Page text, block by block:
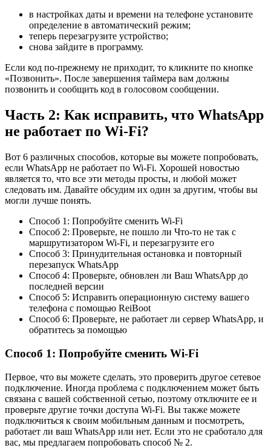
в настройках даты и времени на телефоне установите
определение в автоматический режим;
теперь перезагрузите устройство;
снова зайдите в программу.
Если код по-прежнему не приходит, то кликните по кнопке
«Позвонить». После завершения таймера вам должны
позвонить и сообщить код в голосовом сообщении.
Часть 2: Как исправить, что WhatsApp
не работает по Wi-Fi?
Вот 6 различных способов, которые вы можете попробовать,
если WhatsApp не работает по Wi-Fi. Хорошей новостью
является то, что все эти методы просты, и любой может
следовать им. Давайте обсудим их один за другим, чтобы вы
могли лучше понять.
Способ 1: Попробуйте сменить Wi-Fi
Способ 2: Проверьте, не пошло ли Что-то не так с
маршрутизатором Wi-Fi, и перезагрузите его
Способ 3: Принудительная остановка и повторный
перезапуск WhatsApp
Способ 4: Проверьте, обновлен ли Ваш WhatsApp до
последней версии
Способ 5: Исправить операционную систему вашего
телефона с помощью ReiBoot
Способ 6: Проверьте, не работает ли сервер WhatsApp, и
обратитесь за помощью
Способ 1: Попробуйте сменить Wi-Fi
Первое, что вы можете сделать, это проверить другое сетевое
подключение. Иногда проблема с подключением может быть
связана с вашей собственной сетью, поэтому отключите ее и
проверьте другие точки доступа Wi-Fi. Вы также можете
подключиться к своим мобильным данным и посмотреть,
работает ли ваш WhatsApp или нет. Если это не сработало для
вас, мы предлагаем попробовать способ № 2.